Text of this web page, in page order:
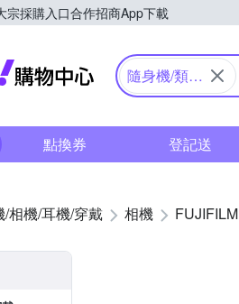
宗採購入口合作招商App下載
Yahoo購物中心
隨身機/類單
點換券 登記送
/相機/耳機/穿戴 相機 FUJIFILM